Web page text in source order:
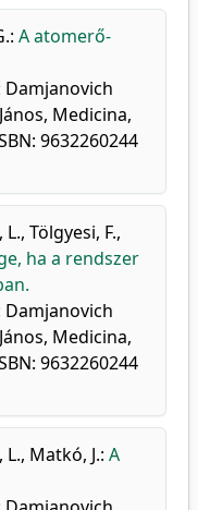
: A atomerő-
Medicina,
9632260244
L., Tölgyesi, F.,
ha a rendszer
Medicina,
9632260244
L., Matkó, J.: A